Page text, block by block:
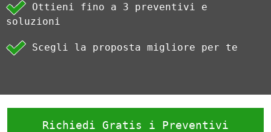
Ottieni fino a 3 preventivi e
soluzioni
Scegli la proposta migliore per te
Richiedi Gratis i Preventivi